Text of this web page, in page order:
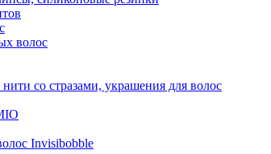
волос
со стразами, украшения для волос
Invisibobble